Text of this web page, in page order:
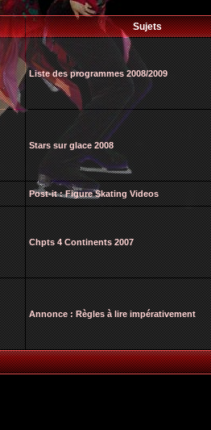
Sujets
Liste des programmes 2008/2009
Stars sur glace 2008
Post-it : Figure Skating Videos
Chpts 4 Continents 2007
Annonce : Règles à lire impérativement